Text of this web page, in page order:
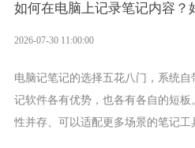
如何在电脑上记录笔记内容？
2026-07-30 11:00:00
电脑记笔记的选择五花八门，系统
记软件各有优势，也各有各自的短
性并存、可以适配更多场景的笔记工